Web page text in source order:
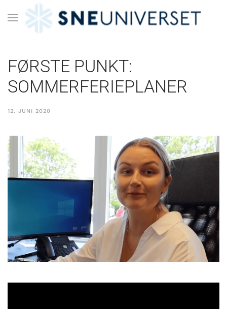
FØRSTE PUNKT:
SOMMERFERIEPLANER
12. JUNI 2020